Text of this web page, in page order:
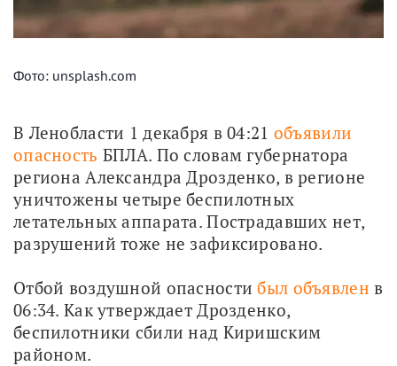
Фото: unsplash.com
В Ленобласти 1 декабря в 04:21 объявили
опасность БПЛА. По словам губернатора
региона Александра Дрозденко, в регионе
уничтожены четыре беспилотных
летательных аппарата. Пострадавших нет,
разрушений тоже не зафиксировано.
Отбой воздушной опасности был объявлен в
06:34. Как утверждает Дрозденко,
беспилотники сбили над Киришским
районом.